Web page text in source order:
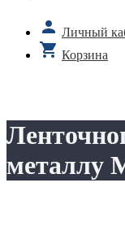
Личный
Корзина
металлу